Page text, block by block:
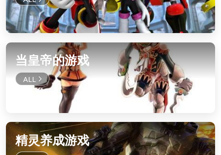
当皇帝的游戏
精灵养成游戏